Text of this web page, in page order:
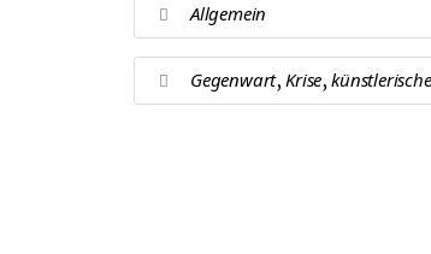
Allgemein
Gegenwart,Krise,